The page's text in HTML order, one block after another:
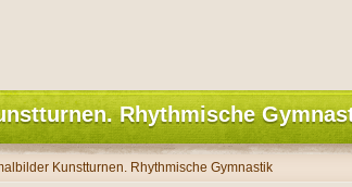
Rhythmische
Kunstturnen. Rhythmische Gymnastik